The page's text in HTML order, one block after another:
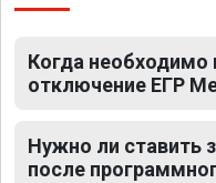
Когда
отключение ЕГР
Нужно ли ставить
после